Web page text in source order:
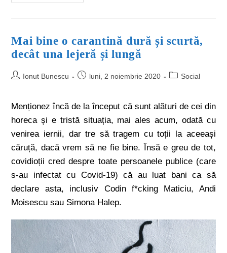
Mai bine o carantină dură și scurtă,
decât una lejeră și lungă
Ionut Bunescu luni, 2 noiembrie 2020 Social
Menționez încă de la început că sunt alături de cei din
horeca și e tristă situația, mai ales acum, odată cu
venirea iernii, dar tre să tragem cu toții la aceeași
căruță, dacă vrem să ne fie bine. Însă e greu de tot,
covidioții cred despre toate persoanele publice (care
s-au infectat cu Covid-19) că au luat bani ca să
declare asta, inclusiv Codin f*cking Maticiu, Andi
Moisescu sau Simona Halep.